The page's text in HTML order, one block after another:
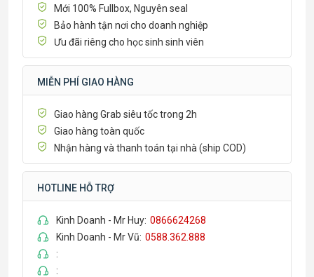
Mới 100% Fullbox, Nguyên seal
Bảo hành tận nơi cho doanh nghiệp
Ưu đãi riêng cho học sinh sinh viên
MIỄN PHÍ GIAO HÀNG
Giao hàng Grab siêu tốc trong 2h
Giao hàng toàn quốc
Nhận hàng và thanh toán tại nhà (ship COD)
HOTLINE HỖ TRỢ
Kinh Doanh - Mr Huy: 0866624268
Kinh Doanh - Mr Vũ: 0588.362.888
:
: